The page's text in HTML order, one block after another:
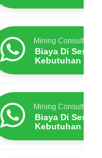
Mining Consultants
Biaya Di
Kebutuhan
Mining Consultants
Biaya Di
Kebutuhan